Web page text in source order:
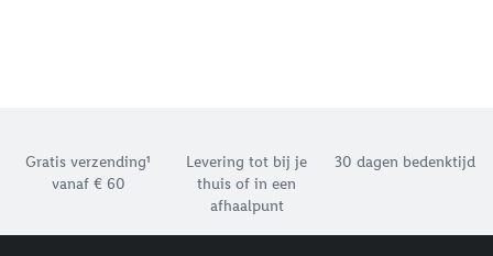
Gratis verzending¹
vanaf € 60
Levering tot bij je
thuis of in een
afhaalpunt
30 dagen bedenktijd